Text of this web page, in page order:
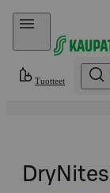
Hyppää sisältöön
Tuotteet